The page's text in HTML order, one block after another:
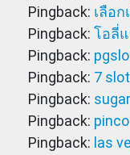
Pingback: เลือ
Pingback: โอลี่
Pingback:
Pingback: 7
Pingback:
Pingback: pinco
Pingback: las